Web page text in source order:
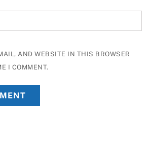
AND WEBSITE IN THIS BROWSER
I COMMENT.